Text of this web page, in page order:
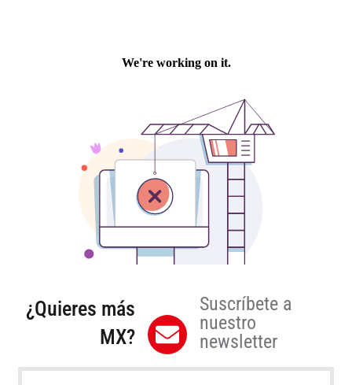
¿Quieres más
MX?
Suscríbete a
nuestro
newsletter